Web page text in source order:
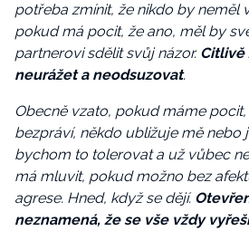
potřeba zmínit, že nikdo by neměl
pokud má pocit, že ano, měl by
partnerovi sdělit svůj názor. Citlivě
neurážet a neodsuzovat.
Obecně vzato, pokud máme pocit,
bezpráví, někdo ubližuje mě nebo
bychom to tolerovat a už vůbec
má mluvit, pokud možno bez
agrese. Hned, když se dějí.
neznamená, že se vše vždy